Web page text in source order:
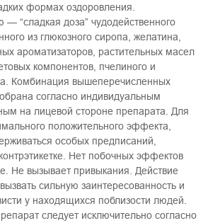
формах оздоровления.
“сладкая доза” чудодейственного
из глюкозного сиропа, желатина,
ароматизаторов, растительных масел
компонентов, пчелиного и
Комбинация вышеперечисленных
согласно индивидуальным
на лицевой стороне препарата. Для
положительного эффекта,
особых предписаний,
Нет побочных эффектов
Не вызывает привыкания. Действие
сильную заинтересованность и
у находящихся поблизости людей.
следует исключительно согласно